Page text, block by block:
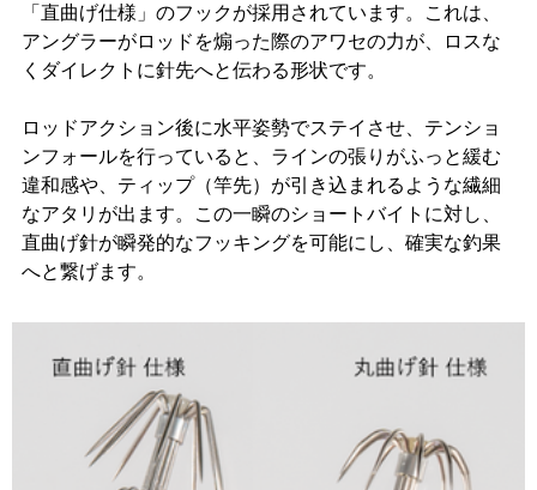
「直曲げ仕様」のフックが採用されています。これは、
アングラーがロッドを煽った際のアワセの力が、ロスな
くダイレクトに針先へと伝わる形状です。
ロッドアクション後に水平姿勢でステイさせ、テンショ
ンフォールを行っていると、ラインの張りがふっと緩む
違和感や、ティップ（竿先）が引き込まれるような繊細
なアタリが出ます。この一瞬のショートバイトに対し、
直曲げ針が瞬発的なフッキングを可能にし、確実な釣果
へと繋げます。